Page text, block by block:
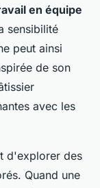
en équipe
sensibilité
peut ainsi
de son
avec les
d'explorer des
Quand une